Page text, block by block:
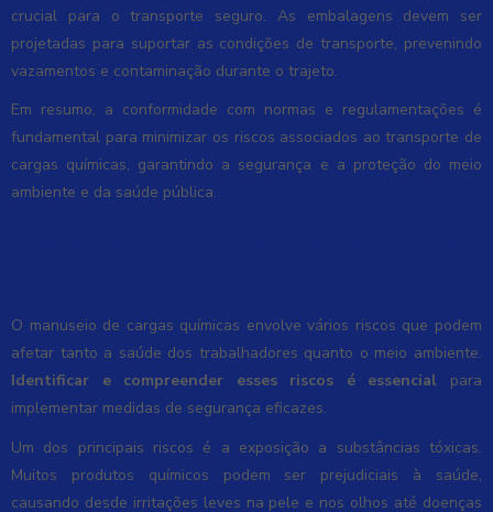
crucial para o transporte seguro. As embalagens devem ser
projetadas para suportar as condições de transporte, prevenindo
vazamentos e contaminação durante o trajeto.
Em resumo, a conformidade com normas e regulamentações é
fundamental para minimizar os riscos associados ao transporte de
cargas químicas, garantindo a segurança e a proteção do meio
ambiente e da saúde pública.
O manuseio de cargas químicas envolve vários riscos que podem
afetar tanto a saúde dos trabalhadores quanto o meio ambiente.
Identificar e compreender esses riscos é essencial para
implementar medidas de segurança eficazes.
Um dos principais riscos é a exposição a substâncias tóxicas.
Muitos produtos químicos podem ser prejudiciais à saúde,
causando desde irritações leves na pele e nos olhos até doenças